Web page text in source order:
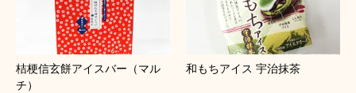
桔梗信玄餅アイスバー（マル
チ）
和もちアイス 宇治抹茶